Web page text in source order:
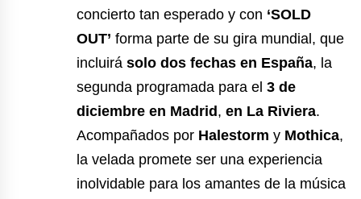
concierto tan esperado y con ‘SOLD
OUT’ forma parte de su gira mundial, que
incluirá solo dos fechas en España, la
segunda programada para el 3 de
diciembre en Madrid , en La Riviera.
Acompañados por Halestorm y Mothica,
la velada promete ser una experiencia
inolvidable para los amantes de la música